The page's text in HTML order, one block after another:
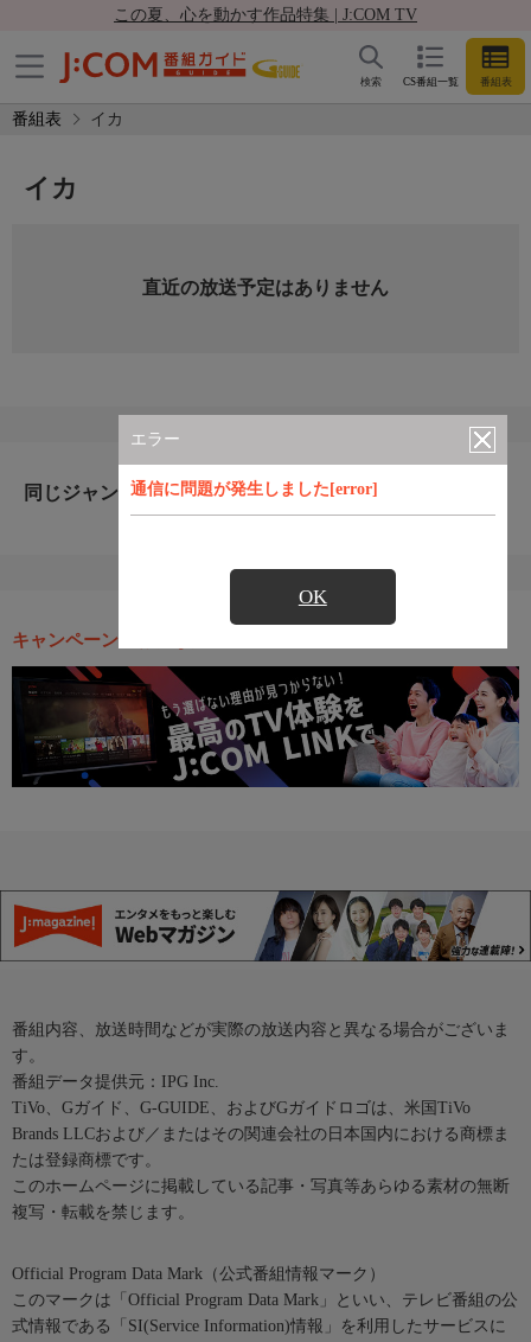
この夏、心を動かす作品特集 | J:COM TV
CS番組一覧 番組表
検索
番組表 イカ
エラー
通信に問題が発生しました[error]
OK
イカ
直近の放送予定はありません
同じジャンルのおすすめ番組
キャンペーン・お得な情報
番組内容、放送時間などが実際の放送内容と異なる場合がございま
す。
番組データ提供元：IPG Inc.
TiVo、Gガイド、G-GUIDE、およびGガイドロゴは、米国TiVo
Brands LLCおよび／またはその関連会社の日本国内における商標ま
たは登録商標です。
このホームページに掲載している記事・写真等あらゆる素材の無断
複写・転載を禁じます。
Official Program Data Mark（公式番組情報マーク）
このマークは「Official Program Data Mark」といい、テレビ番組の公
式情報である「SI(Service Information)情報」を利用したサービスに